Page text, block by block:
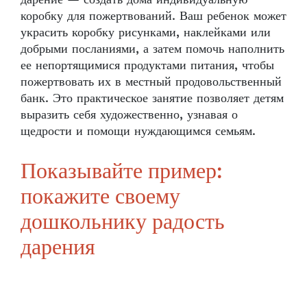
коробку для пожертвований. Ваш ребенок может
украсить коробку рисунками, наклейками или
добрыми посланиями, а затем помочь наполнить
ее непортящимися продуктами питания, чтобы
пожертвовать их в местный продовольственный
банк. Это практическое занятие позволяет детям
выразить себя художественно, узнавая о
щедрости и помощи нуждающимся семьям.
Показывайте пример:
покажите своему
дошкольнику радость
дарения